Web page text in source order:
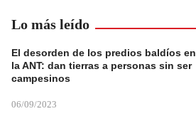
Lo más leído
El desorden de los predios baldíos en
la ANT: dan tierras a personas sin ser
campesinos
06/09/2023